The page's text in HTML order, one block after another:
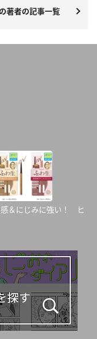
著者の記事一覧
＆にじみに強い！ ヒ